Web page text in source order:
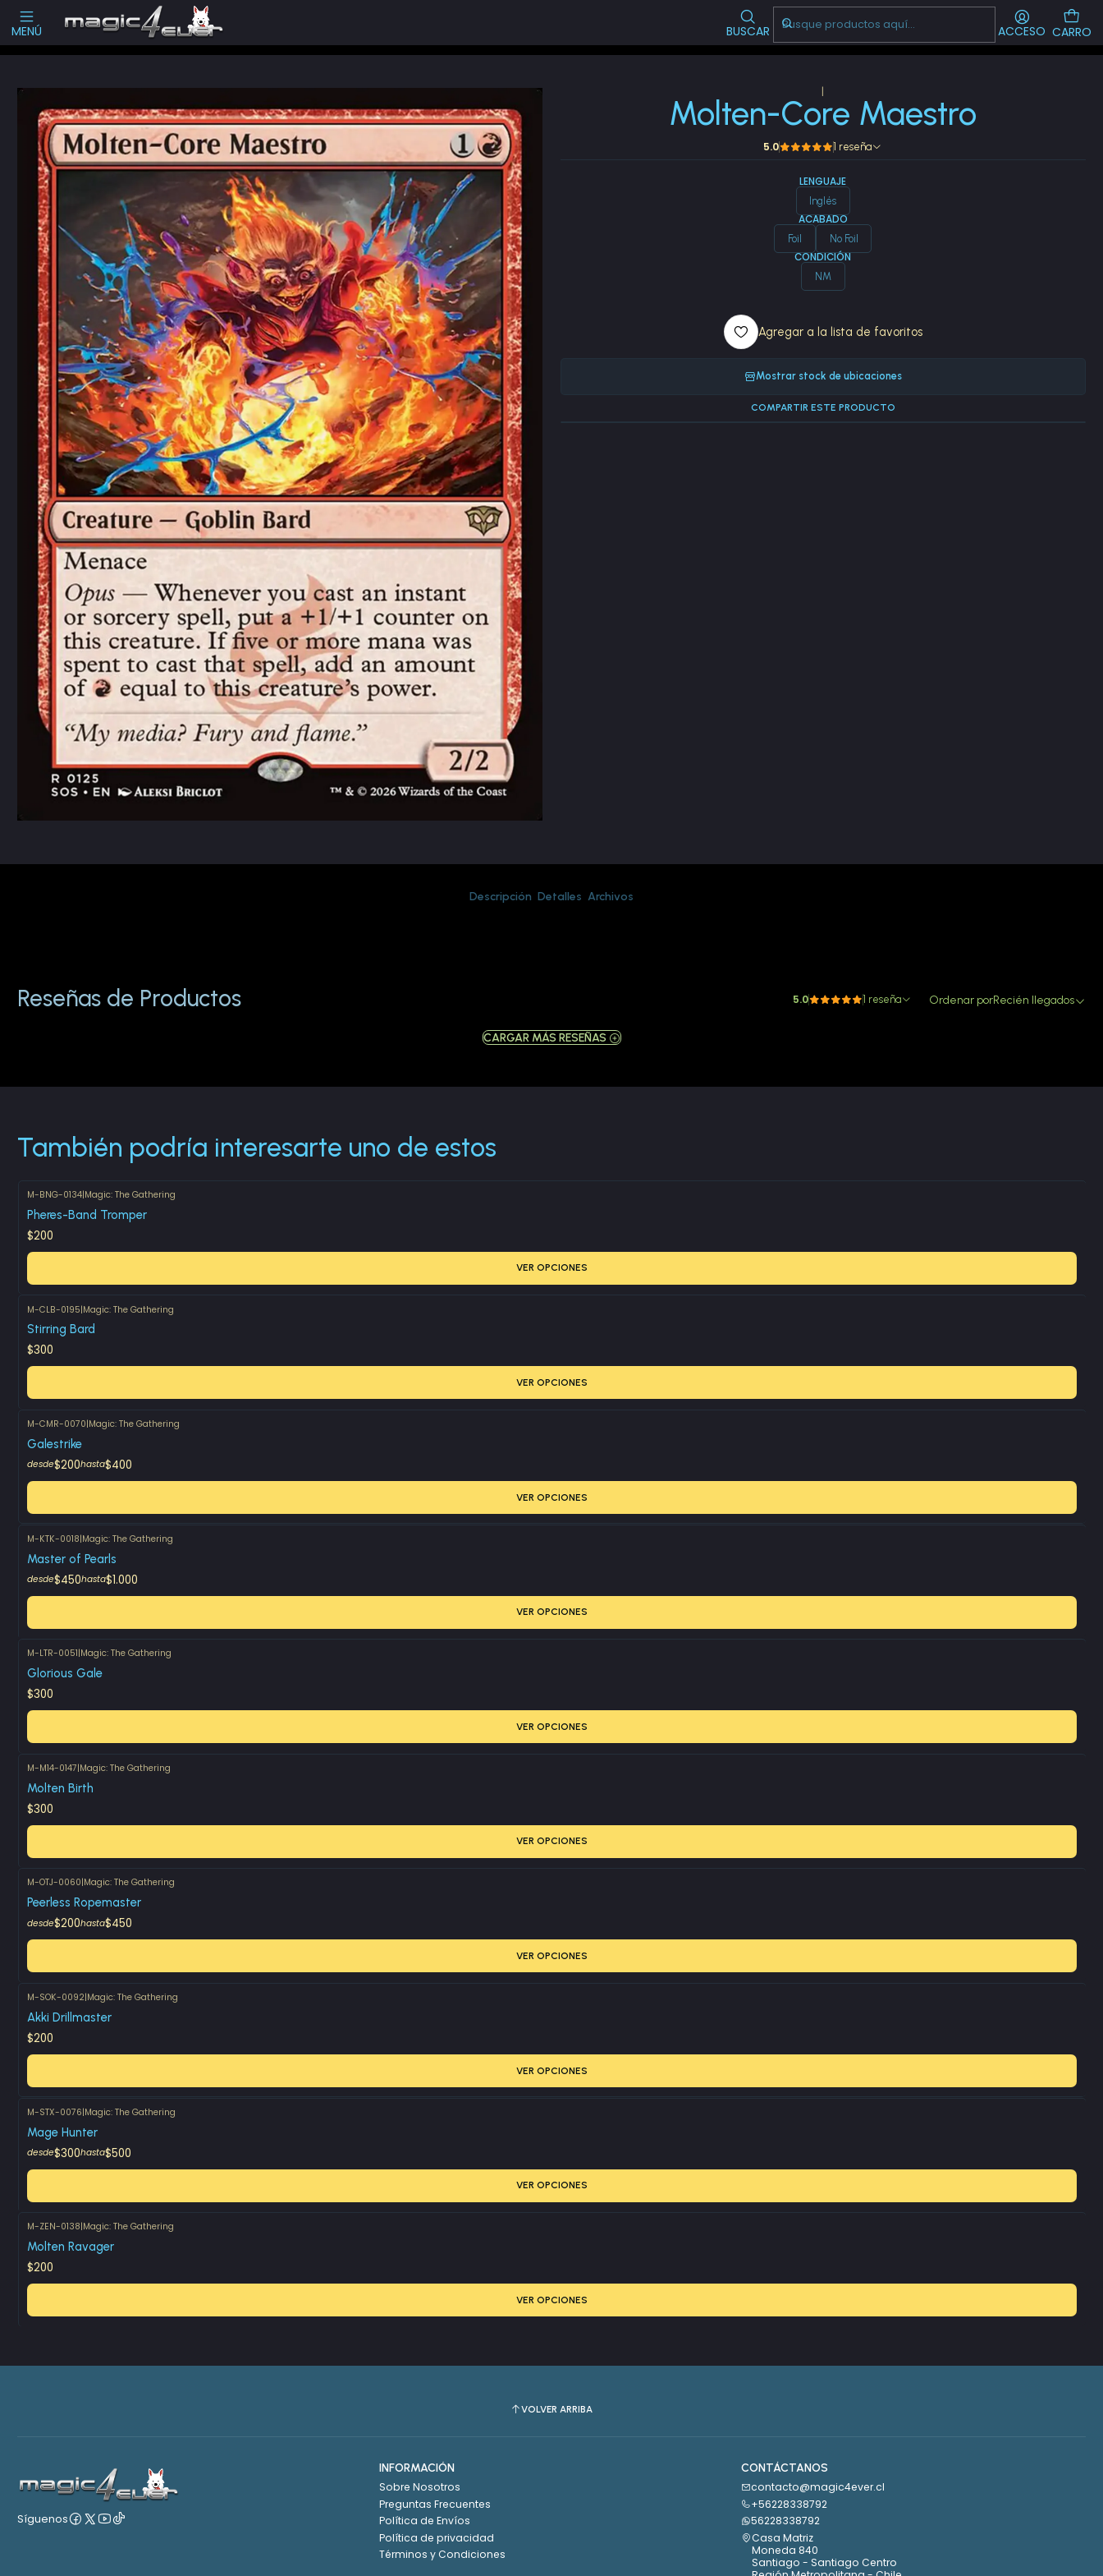
MENÚ BUSCAR ACCESO CARRO
Visítanos!--> CL
Inicio Cartas Sueltas Magic Standard
|
Molten-Core Maestro
5.0 1 reseña
LENGUAJE
Inglés
ACABADO
Foil No Foil
CONDICIÓN
NM
Agregar a la lista de favoritos
Mostrar stock de ubicaciones
COMPARTIR ESTE PRODUCTO
Descripción Detalles Archivos
Reseñas de Productos 5.0 1 reseña Ordenar porRecién llegados
CARGAR MÁS RESEÑAS
También podría interesarte uno de estos
M-BNG-0134|Magic: The Gathering
Pheres-Band Tromper
$200
VER OPCIONES
M-CLB-0195|Magic: The Gathering
Stirring Bard
$300
VER OPCIONES
M-CMR-0070|Magic: The Gathering
Galestrike
desde$200hasta$400
VER OPCIONES
M-KTK-0018|Magic: The Gathering
Master of Pearls
desde$450hasta$1.000
VER OPCIONES
M-LTR-0051|Magic: The Gathering
Glorious Gale
$300
VER OPCIONES
M-M14-0147|Magic: The Gathering
Molten Birth
$300
VER OPCIONES
M-OTJ-0060|Magic: The Gathering
Peerless Ropemaster
desde$200hasta$450
VER OPCIONES
M-SOK-0092|Magic: The Gathering
Akki Drillmaster
$200
VER OPCIONES
M-STX-0076|Magic: The Gathering
Mage Hunter
desde$300hasta$500
VER OPCIONES
M-ZEN-0138|Magic: The Gathering
Molten Ravager
$200
VER OPCIONES
VOLVER ARRIBA
Síguenos
INFORMACIÓN
Sobre Nosotros
Preguntas Frecuentes
Política de Envíos
Política de privacidad
Términos y Condiciones
CONTÁCTANOS
contacto@magic4ever.cl
+56228338792
56228338792
Casa Matriz
Moneda 840
Santiago - Santiago Centro